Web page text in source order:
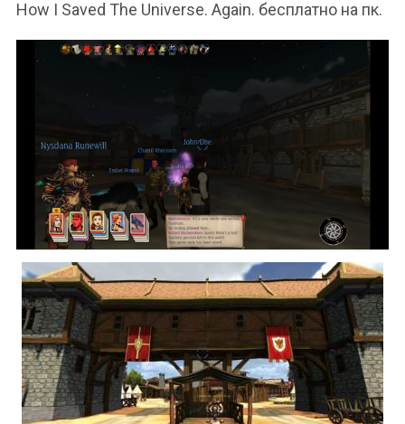
How I Saved The Universe. Again. бесплатно на пк.